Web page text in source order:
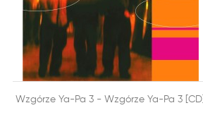
DODAJ DO KOSZYKA SZYBKI PODGLĄD
Wzgórze Ya-Pa 3 - Wzgórze Ya-Pa 3 [CD]